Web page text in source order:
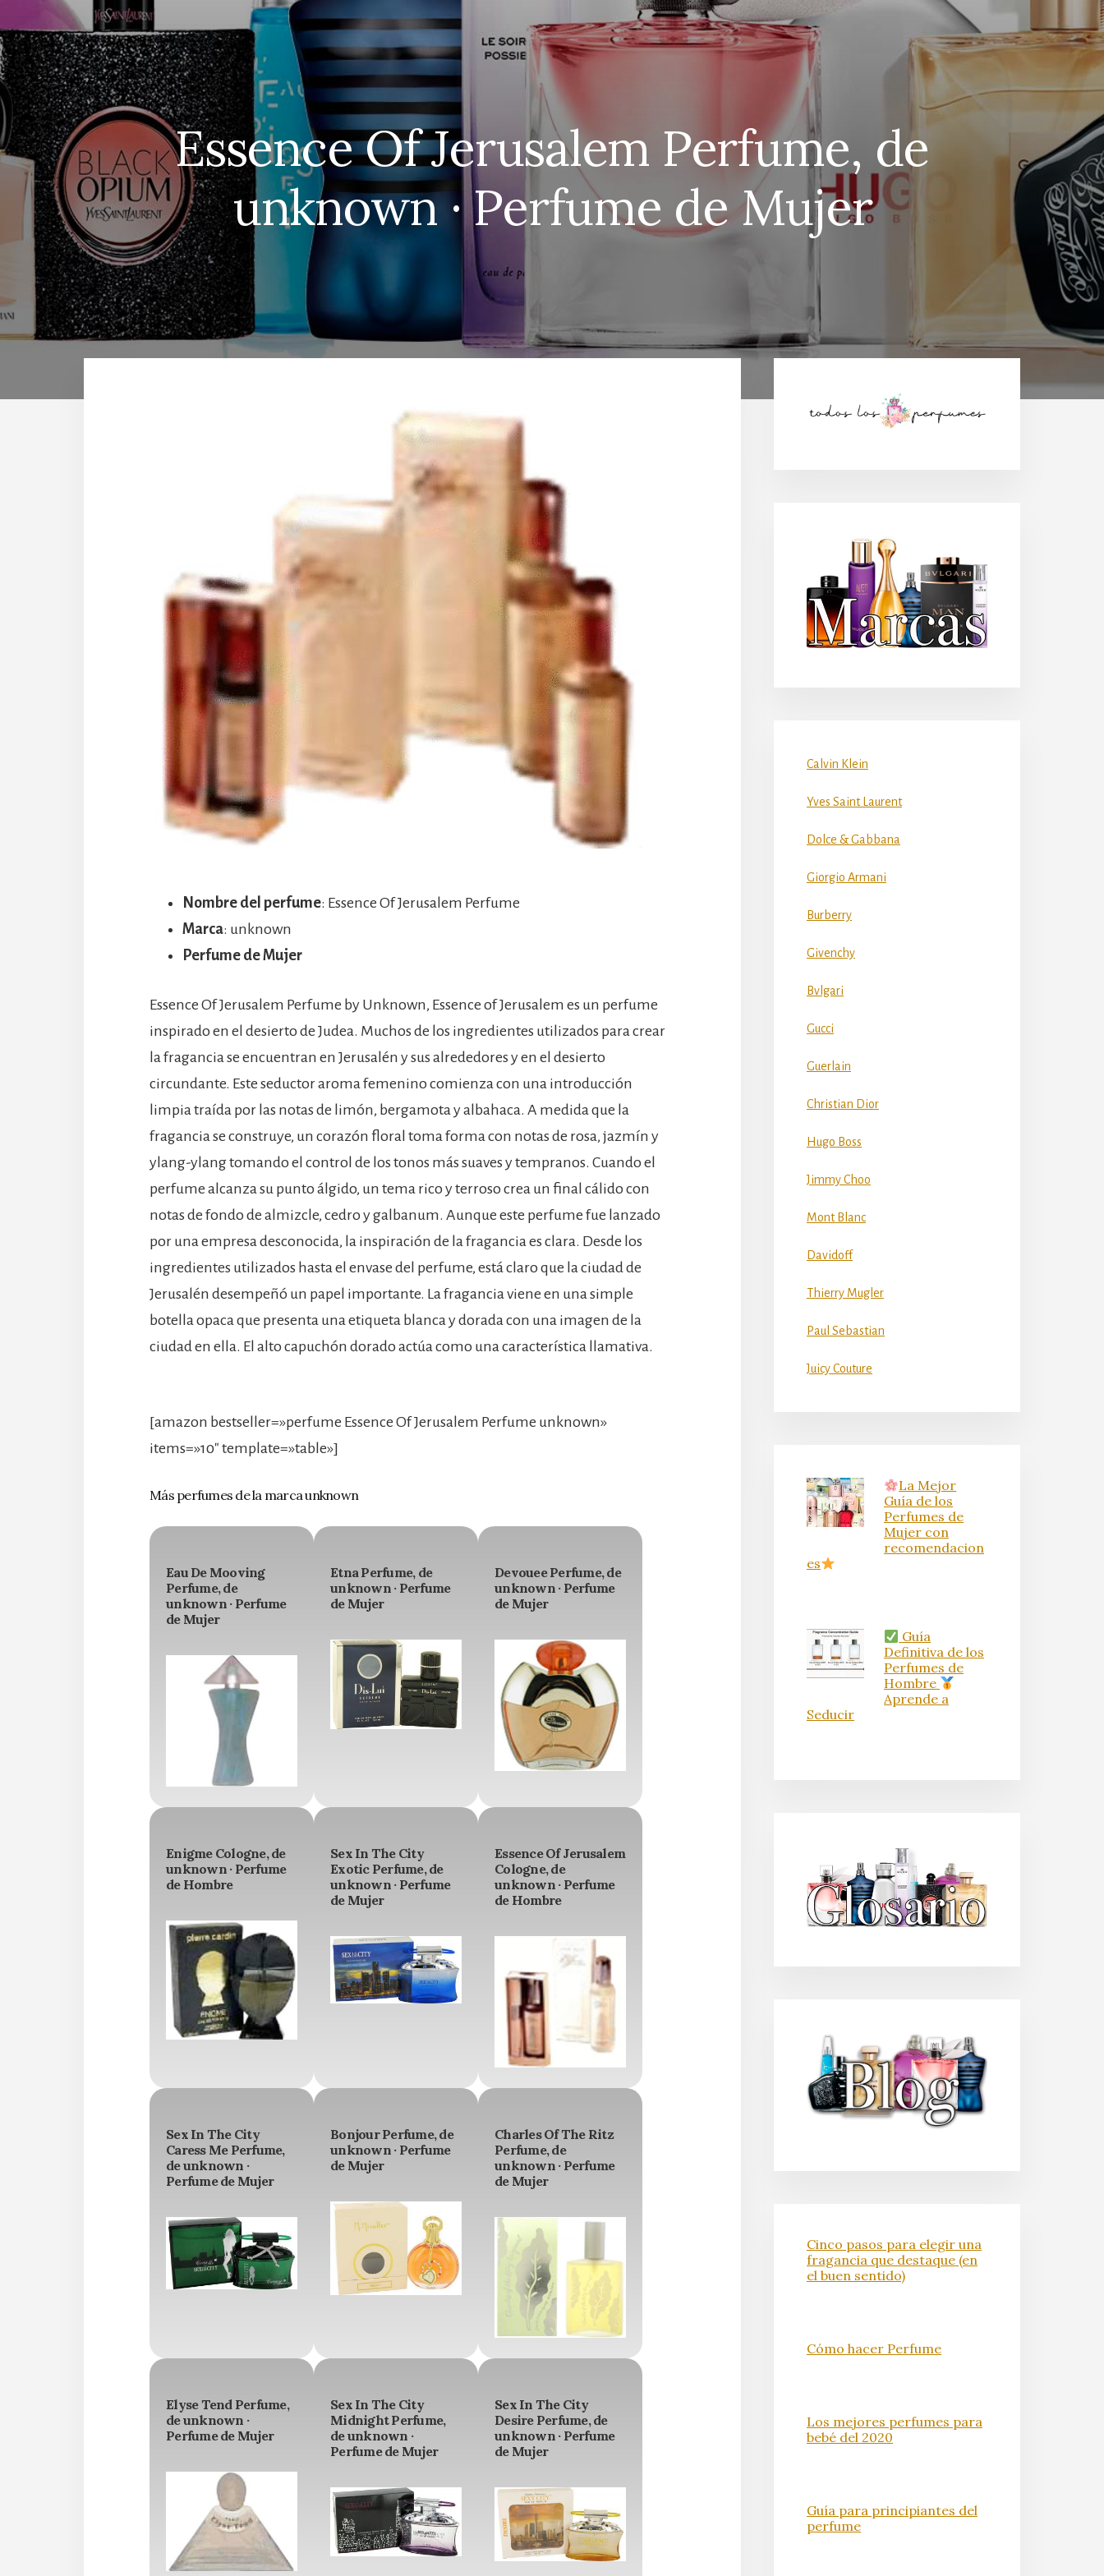
Essence Of Jerusalem Perfume, de
unknown · Perfume de Mujer
Nombre del perfume: Essence Of Jerusalem Perfume
Marca: unknown
Perfume de Mujer
Essence Of Jerusalem Perfume by Unknown, Essence of Jerusalem es un perfume
inspirado en el desierto de Judea. Muchos de los ingredientes utilizados para crear
la fragancia se encuentran en Jerusalén y sus alrededores y en el desierto
circundante. Este seductor aroma femenino comienza con una introducción
limpia traída por las notas de limón, bergamota y albahaca. A medida que la
fragancia se construye, un corazón floral toma forma con notas de rosa, jazmín y
ylang-ylang tomando el control de los tonos más suaves y tempranos. Cuando el
perfume alcanza su punto álgido, un tema rico y terroso crea un final cálido con
notas de fondo de almizcle, cedro y galbanum. Aunque este perfume fue lanzado
por una empresa desconocida, la inspiración de la fragancia es clara. Desde los
ingredientes utilizados hasta el envase del perfume, está claro que la ciudad de
Jerusalén desempeñó un papel importante. La fragancia viene en una simple
botella opaca que presenta una etiqueta blanca y dorada con una imagen de la
ciudad en ella. El alto capuchón dorado actúa como una característica llamativa.
[amazon bestseller=»perfume Essence Of Jerusalem Perfume unknown»
items=»10″ template=»table»]
Más perfumes de la marca unknown
Eau De Mooving
Perfume, de
unknown · Perfume
de Mujer
Etna Perfume, de
unknown · Perfume
de Mujer
Devouee Perfume, de
unknown · Perfume
de Mujer
Enigme Cologne, de
unknown · Perfume
de Hombre
Sex In The City
Exotic Perfume, de
unknown · Perfume
de Mujer
Essence Of Jerusalem
Cologne, de
unknown · Perfume
de Hombre
Sex In The City
Caress Me Perfume,
de unknown ·
Perfume de Mujer
Bonjour Perfume, de
unknown · Perfume
de Mujer
Charles Of The Ritz
Perfume, de
unknown · Perfume
de Mujer
Elyse Tend Perfume,
de unknown ·
Perfume de Mujer
Sex In The City
Midnight Perfume,
de unknown ·
Perfume de Mujer
Sex In The City
Desire Perfume, de
unknown · Perfume
de Mujer
lateral
Calvin Klein
Yves Saint Laurent
Dolce & Gabbana
Giorgio Armani
Burberry
Givenchy
Bvlgari
Gucci
Guerlain
Christian Dior
Hugo Boss
Jimmy Choo
Mont Blanc
Davidoff
Thierry Mugler
Paul Sebastian
Juicy Couture
La Mejor
Guía de los
Perfumes de
Mujer con
recomendacion
es
Guía
Definitiva de los
Perfumes de
Hombre
Aprende a
Seducir
Cinco pasos para elegir una
fragancia que destaque (en
el buen sentido)
Cómo hacer Perfume
Los mejores perfumes para
bebé del 2020
Guía para principiantes del
perfume